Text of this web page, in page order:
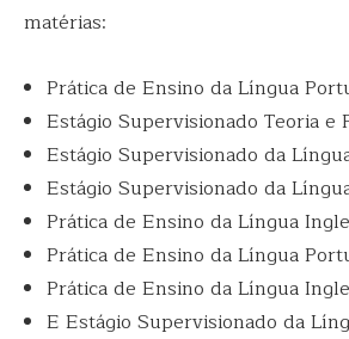
matérias:
Prática de Ensino da Língua
Estágio Supervisionado Teoria e
Estágio Supervisionado da
Estágio Supervisionado da
Prática de Ensino da Língua
Prática de Ensino da Língua
Prática de Ensino da Língua
E Estágio Supervisionado da